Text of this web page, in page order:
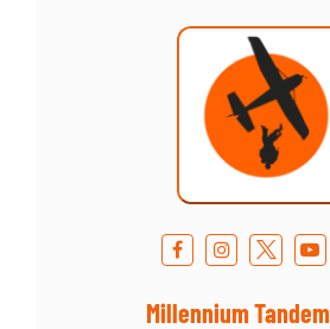
Millennium